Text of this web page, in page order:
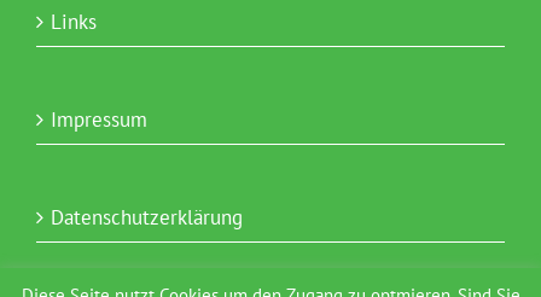
Links
Impressum
Datenschutzerklärung